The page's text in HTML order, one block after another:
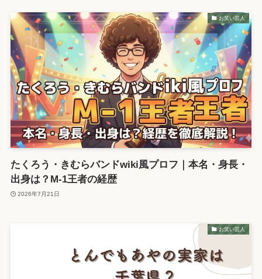
お笑い芸人
たくろう・きむらバンドwiki風プロフ｜本名・身長・
出身は？M-1王者の経歴
2026年7月21日
お笑い芸人